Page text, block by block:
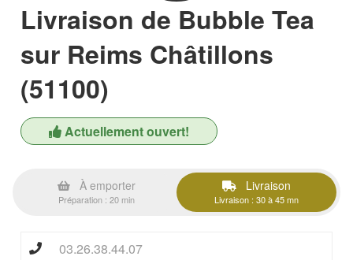
Livraison de Bubble Tea
sur Reims Châtillons
(51100)
Actuellement ouvert!
À emporter
Préparation : 20 min
Livraison
Livraison : 30 à 45 mn
03.26.38.44.07